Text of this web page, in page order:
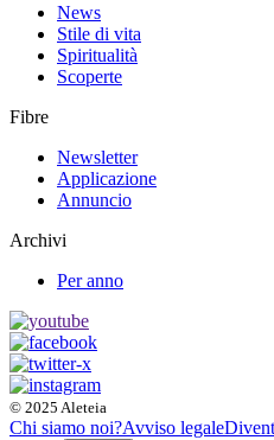
News
Stile di vita
Spiritualità
Scoperte
Fibre
Newsletter
Applicazione
Annuncio
Archivi
Per anno
© 2025 Aleteia
Chi siamo noi?Avviso legale